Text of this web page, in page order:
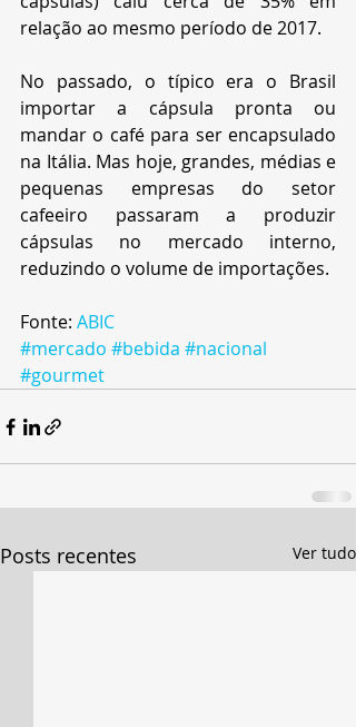
relação ao mesmo período de 2017.
No passado, o típico era o Brasil
importar a cápsula pronta ou
mandar o café para ser encapsulado
na Itália. Mas hoje, grandes, médias e
pequenas empresas do setor
cafeeiro passaram a produzir
cápsulas no mercado interno,
reduzindo o volume de importações.
Fonte: ABIC
#mercado #bebida #nacional
#gourmet
Posts recentes Ver tudo